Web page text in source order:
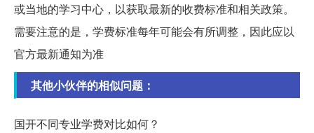
或当地的学习中心，以获取最新的收费标准和相关政策。
需要注意的是，学费标准每年可能会有所调整，因此应以
官方最新通知为准
其他小伙伴的相似问题：
国开不同专业学费对比如何？